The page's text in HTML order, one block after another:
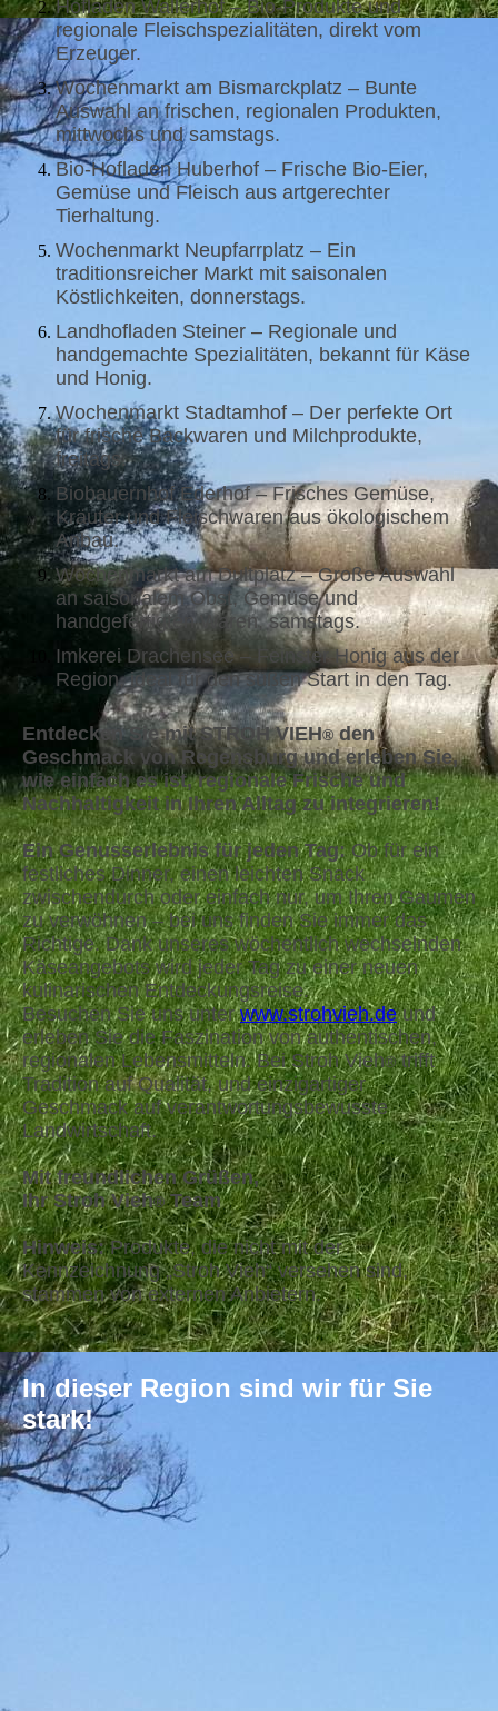
Hofladen Wallerhof – Bio-Produkte und
regionale Fleischspezialitäten, direkt vom
Erzeuger.
Wochenmarkt am Bismarckplatz – Bunte
Auswahl an frischen, regionalen Produkten,
mittwochs und samstags.
Bio-Hofladen Huberhof – Frische Bio-Eier,
Gemüse und Fleisch aus artgerechter
Tierhaltung.
Wochenmarkt Neupfarrplatz – Ein
traditionsreicher Markt mit saisonalen
Köstlichkeiten, donnerstags.
Landhofladen Steiner – Regionale und
handgemachte Spezialitäten, bekannt für Käse
und Honig.
Wochenmarkt Stadtamhof – Der perfekte Ort
für frische Backwaren und Milchprodukte,
freitags.
Biobauernhof Ederhof – Frisches Gemüse,
Kräuter und Fleischwaren aus ökologischem
Anbau.
Wochenmarkt am Dultplatz – Große Auswahl
an saisonalem Obst, Gemüse und
handgefertigten Waren, samstags.
Imkerei Drachensee – Feinster Honig aus der
Region, ideal für den süßen Start in den Tag.
Entdecken Sie mit STROH VIEH®den
Geschmack von Regensburg und erleben Sie,
wie einfach es ist, regionale Frische und
Nachhaltigkeit in Ihren Alltag zu integrieren!
Ein Genusserlebnis für jeden Tag:Ob für ein
festliches Dinner, einen leichten Snack
zwischendurch oder einfach nur, um Ihren Gaumen
zu verwöhnen – bei uns finden Sie immer das
Richtige. Dank unseres wöchentlich wechselnden
Käseangebots wird jeder Tag zu einer neuen
kulinarischen Entdeckungsreise.
Besuchen Sie uns unterwww.strohvieh.deund
erleben Sie die Faszination von authentischen,
regionalen Lebensmitteln. Bei Stroh Vieh®trifft
Tradition auf Qualität, und einzigartiger
Geschmack auf verantwortungsbewusste
Landwirtschaft.
Mit freundlichen Grüßen,
Ihr Stroh Vieh®Team
Hinweis:Produkte, die nicht mit der
Kennzeichnung „Stroh Vieh“ versehen sind,
stammen von externen Anbietern.
In dieser Region sind wir für Sie
stark!